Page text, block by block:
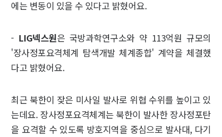
에는 변동이 있을 수 있다고 밝혔어요.
- LIG넥스원은 국방과학연구소와 약 113억원 규모의
'장사정포요격체계 탐색개발 체계종합' 계약을 체결했
다고 밝혔어요.
최근 북한이 잦은 미사일 발사로 위협 수위를 높이고 있
는데요. 장사정포요격체계는 북한이 발사한 장사정포탄
을 요격할 수 있도록 방호지역을 중심으로 발사대, 다기